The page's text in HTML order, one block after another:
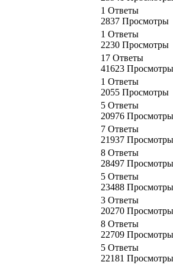
1 Ответы
2837 Просмотры
1 Ответы
2230 Просмотры
17 Ответы
41623 Просмотры
1 Ответы
2055 Просмотры
5 Ответы
20976 Просмотры
7 Ответы
21937 Просмотры
8 Ответы
28497 Просмотры
5 Ответы
23488 Просмотры
3 Ответы
20270 Просмотры
8 Ответы
22709 Просмотры
5 Ответы
22181 Просмотры